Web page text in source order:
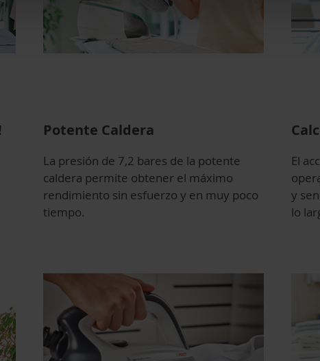
Potente Caldera
La presión de 7,2 bares de la potente
caldera permite obtener el máximo
rendimiento sin esfuerzo y en muy poco
tiempo.
El
y
lo